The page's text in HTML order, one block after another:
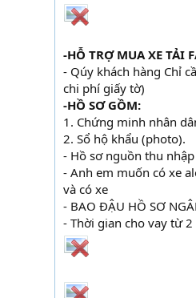
-HỖ TRỢ MUA XE TẢI
- Qúy khách hàng Chỉ
chi phí giấy tờ)
-HỒ SƠ GỒM:
1. Chứng minh nhân
2. Sổ hộ khẩu (photo).
- Hồ sơ nguồn thu
- Anh em muốn có xe
và có xe
- BAO ĐẬU HỒ SƠ
- Thời gian cho vay từ